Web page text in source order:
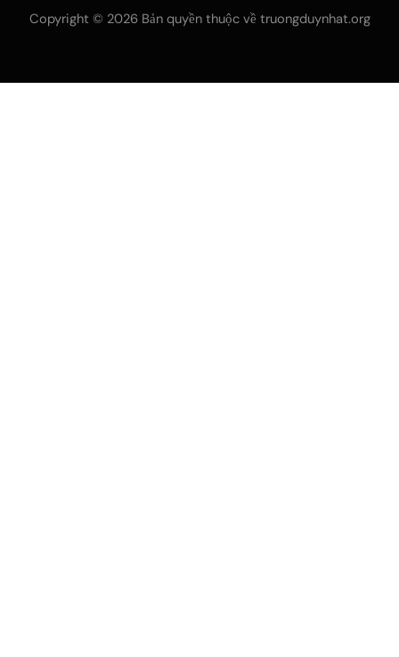
Copyright © 2026 Bản quyền thuộc về truongduynhat.org